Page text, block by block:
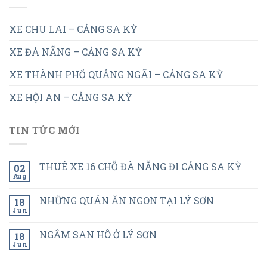
XE CHU LAI – CẢNG SA KỲ
XE ĐÀ NẴNG – CẢNG SA KỲ
XE THÀNH PHỐ QUẢNG NGÃI – CẢNG SA KỲ
XE HỘI AN – CẢNG SA KỲ
TIN TỨC MỚI
02
Aug
THUÊ XE 16 CHỖ ĐÀ NẴNG ĐI CẢNG SA KỲ
18
Jun
NHỮNG QUÁN ĂN NGON TẠI LÝ SƠN
18
Jun
NGẮM SAN HÔ Ở LÝ SƠN